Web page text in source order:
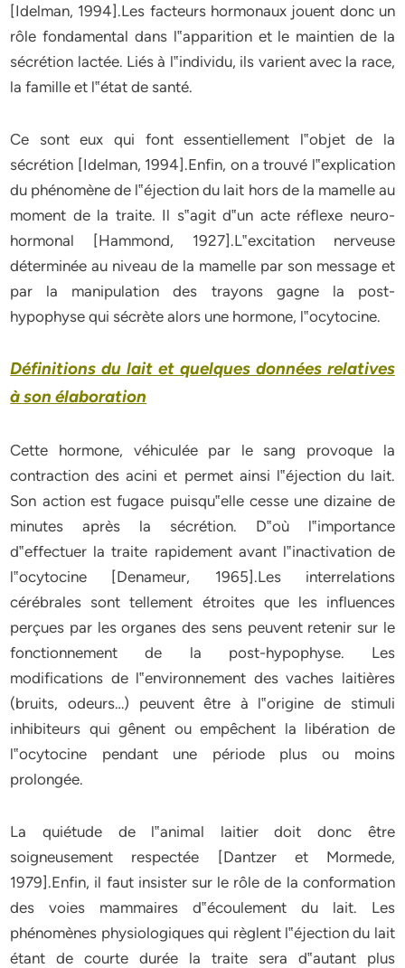
[Idelman, 1994] .Les facteurs hormonaux jouent donc un
rôle fondamental dans l‟apparition et le maintien de la
sécrétion lactée. Liés à l‟individu, ils varient avec la race,
la famille et l‟état de santé.
Ce sont eux qui font essentiellement l‟objet de la
sécrétion [Idelman, 1994] .Enfin, on a trouvé l‟explication
du phénomène de l‟éjection du lait hors de la mamelle au
moment de la traite. Il s‟agit d‟un acte réflexe neuro-
hormonal
[Hammond, 1927] .L‟excitation nerveuse
déterminée au niveau de la mamelle par son message et
par la manipulation des trayons gagne la post-
hypophyse qui sécrète alors une hormone, l‟ocytocine.
Définitions du lait et quelques données relatives
à son élaboration
Cette hormone, véhiculée par le sang provoque la
contraction des acini et permet ainsi l‟éjection du lait.
Son action est fugace puisqu‟elle cesse une dizaine de
minutes après la sécrétion. D‟où l‟importance
d‟effectuer la traite rapidement avant l‟inactivation de
l‟ocytocine
[Denameur, 1965] .Les interrelations
cérébrales sont tellement étroites que les influences
perçues par les organes des sens peuvent retenir sur le
fonctionnement de la post-hypophyse. Les
modifications de l‟environnement des vaches laitières
(bruits, odeurs…) peuvent être à l‟origine de stimuli
inhibiteurs qui gênent ou empêchent la libération de
l‟ocytocine pendant une période plus ou moins
prolongée.
La quiétude de l‟animal laitier doit donc être
soigneusement respectée
[Dantzer et Mormede,
1979] .Enfin, il faut insister sur le rôle de la conformation
des voies mammaires d‟écoulement du lait. Les
phénomènes physiologiques qui règlent l‟éjection du lait
étant de courte durée la traite sera d‟autant plus